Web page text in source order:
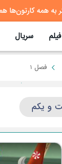
فیلم سریال
فصل 1